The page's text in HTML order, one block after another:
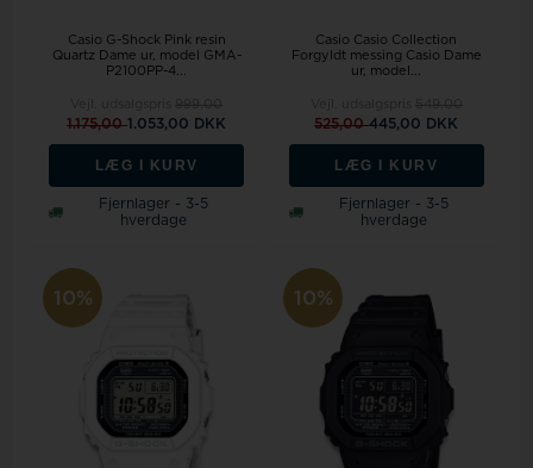
Casio G-Shock Pink resin
Quartz Dame ur, model GMA-
P2100PP-4...
1.175,001.053,00 DKK
LÆG I KURV
Fjernlager - 3-5
hverdage
Casio Casio Collection
Forgyldt messing Casio Dame
ur, model...
525,00445,00 DKK
LÆG I KURV
Fjernlager - 3-5
hverdage
10% 10%